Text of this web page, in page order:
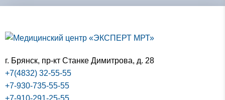
г. Брянск, пр-кт Станке Димитрова, д. 28
+7(4832) 32-55-55
+7-930-735-55-55